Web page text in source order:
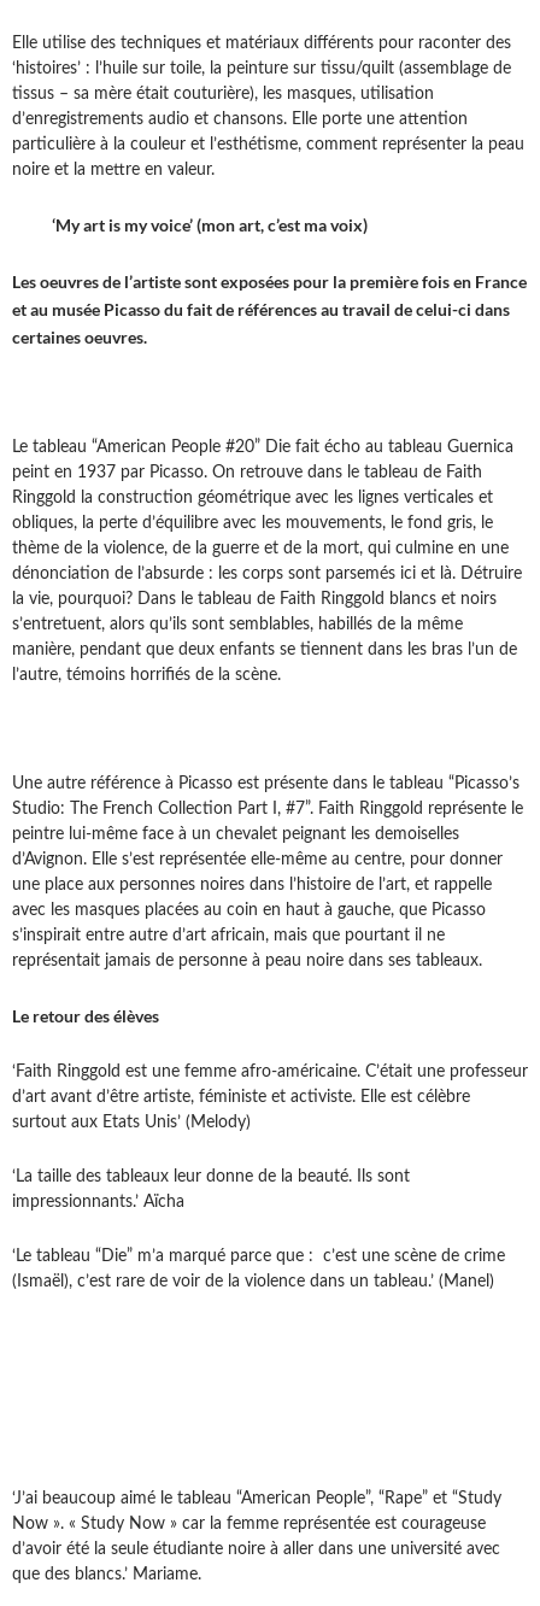
Elle utilise des techniques et matériaux différents pour raconter des
‘histoires’ : l’huile sur toile, la peinture sur tissu/quilt (assemblage de
tissus – sa mère était couturière), les masques, utilisation
d’enregistrements audio et chansons. Elle porte une attention
particulière à la couleur et l’esthétisme, comment représenter la peau
noire et la mettre en valeur.
‘My art is my voice’ (mon art, c’est ma voix)
Les oeuvres de l’artiste sont exposées pour la première fois en France
et au musée Picasso du fait de références au travail de celui-ci dans
certaines oeuvres.
Le tableau “American People #20” Die fait écho au tableau Guernica
peint en 1937 par Picasso. On retrouve dans le tableau de Faith
Ringgold la construction géométrique avec les lignes verticales et
obliques, la perte d’équilibre avec les mouvements, le fond gris, le
thème de la violence, de la guerre et de la mort, qui culmine en une
dénonciation de l’absurde : les corps sont parsemés ici et là. Détruire
la vie, pourquoi? Dans le tableau de Faith Ringgold blancs et noirs
s’entretuent, alors qu’ils sont semblables, habillés de la même
manière, pendant que deux enfants se tiennent dans les bras l’un de
l’autre, témoins horrifiés de la scène.
Une autre référence à Picasso est présente dans le tableau “Picasso’s
Studio: The French Collection Part I, #7”. Faith Ringgold représente le
peintre lui-même face à un chevalet peignant les demoiselles
d’Avignon. Elle s’est représentée elle-même au centre, pour donner
une place aux personnes noires dans l’histoire de l’art, et rappelle
avec les masques placées au coin en haut à gauche, que Picasso
s’inspirait entre autre d’art africain, mais que pourtant il ne
représentait jamais de personne à peau noire dans ses tableaux.
Le retour des élèves
‘Faith Ringgold est une femme afro-américaine. C’était une professeur
d’art avant d’être artiste, féministe et activiste. Elle est célèbre
surtout aux Etats Unis’ (Melody)
‘La taille des tableaux leur donne de la beauté. Ils sont
impressionnants.’ Aïcha
‘Le tableau “Die” m’a marqué parce que : c’est une scène de crime
(Ismaël), c’est rare de voir de la violence dans un tableau.’ (Manel)
‘J’ai beaucoup aimé le tableau “American People”, “Rape” et “Study
Now ». « Study Now » car la femme représentée est courageuse
d’avoir été la seule étudiante noire à aller dans une université avec
que des blancs.’ Mariame.